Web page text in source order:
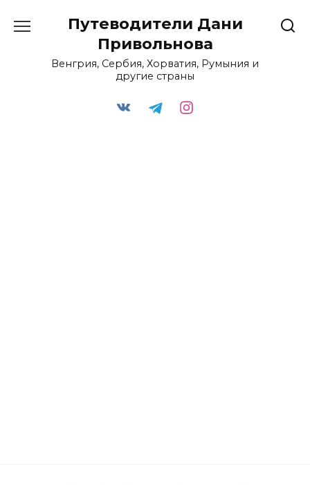
Путеводители Дани
Привольнова
Венгрия, Сербия, Хорватия, Румыния и
другие страны